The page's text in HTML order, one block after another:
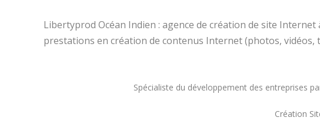
Libertyprod Océan Indien : agence de création de site
prestations en création de contenus Internet (photos,
Spécialiste du développement des entreprises
Création